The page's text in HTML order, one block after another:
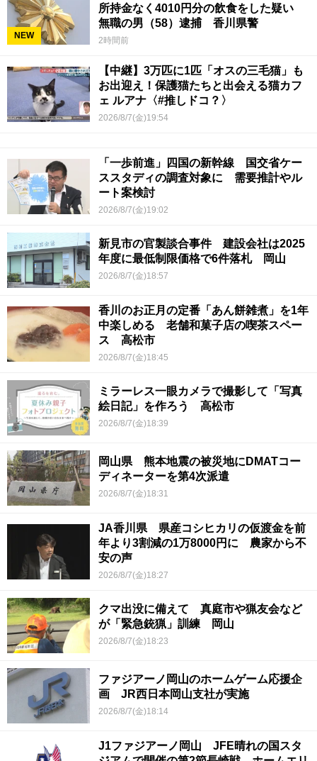
NEW
所持金なく4010円分の飲食をした疑い
無職の男（58）逮捕 香川県警
2時間前
【中継】3万匹に1匹「オスの三毛猫」も
お出迎え！保護猫たちと出会える猫カフ
ェ ルアナ〈#推しドコ？〉
2026/8/7(金)19:54
「一歩前進」四国の新幹線 国交省ケー
ススタディの調査対象に 需要推計やル
ート案検討
2026/8/7(金)19:02
新見市の官製談合事件 建設会社は2025
年度に最低制限価格で6件落札 岡山
2026/8/7(金)18:57
香川のお正月の定番「あん餅雑煮」を1年
中楽しめる 老舗和菓子店の喫茶スペー
ス 高松市
2026/8/7(金)18:45
ミラーレス一眼カメラで撮影して「写真
絵日記」を作ろう 高松市
2026/8/7(金)18:39
岡山県 熊本地震の被災地にDMATコー
ディネーターを第4次派遣
2026/8/7(金)18:31
JA香川県 県産コシヒカリの仮渡金を前
年より3割減の1万8000円に 農家から不
安の声
2026/8/7(金)18:27
クマ出没に備えて 真庭市や猟友会など
が「緊急銃猟」訓練 岡山
2026/8/7(金)18:23
ファジアーノ岡山のホームゲーム応援企
画 JR西日本岡山支社が実施
2026/8/7(金)18:14
J1ファジアーノ岡山 JFE晴れの国スタ